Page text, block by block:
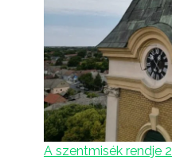
A szentmisék rendje